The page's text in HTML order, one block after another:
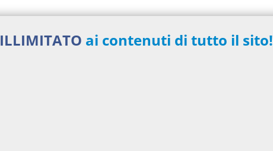
Documenti collegati
ILLIMITATO ai contenuti di tutto il sito!